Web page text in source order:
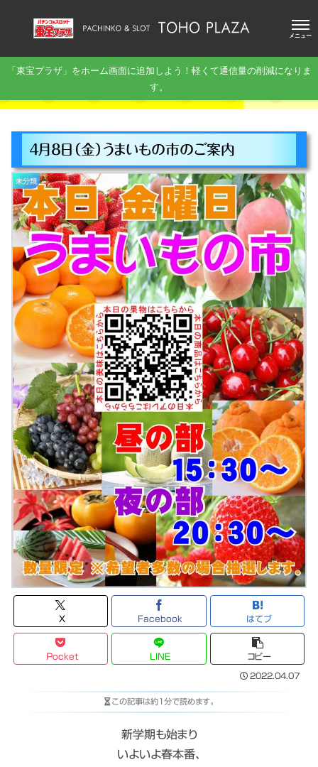
メニュー
「東宝プラザ」をホーム画面に追加しよう！軽くて通信量の削減になりま
す。
４月８日（金）うまいもの市のご案内
未分類
X Facebook はてブ
Pocket LINE コピー
2022.04.07
この記事は約1分で読めます。
新学期も始まり
いよいよ春本番、